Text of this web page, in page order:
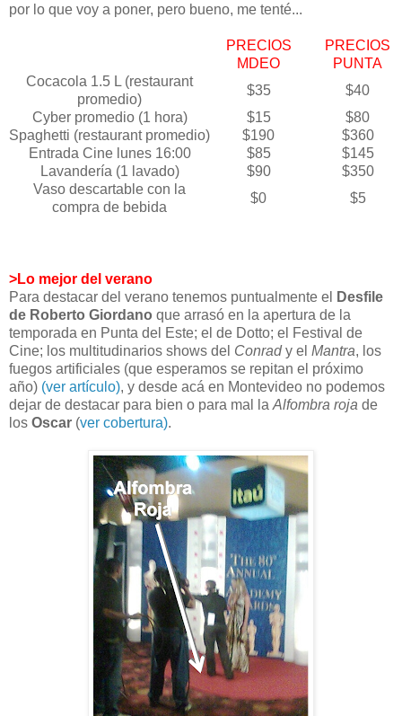
por lo que voy a poner, pero bueno, me tenté...
PRECIOS
MDEO
PRECIOS
PUNTA
Cocacola 1.5 L (restaurant
promedio)
$35
$40
Cyber promedio (1 hora)
$15
$80
Spaghetti (restaurant promedio)
$190
$360
Entrada Cine lunes 16:00
$85
$145
Lavandería (1 lavado)
$90
$350
Vaso descartable con la
compra de bebida
$0 $5
>Lo mejor del verano
Para destacar del verano tenemos puntualmente el
Desfile
de Roberto Giordano que arrasó en la apertura de la
temporada en Punta del Este; el de Dotto; el Festival de
Cine; los multitudinarios shows del Conrady el Mantra, los
fuegos artificiales (que esperamos se repitan el próximo
año) (ver artículo), y desde acá en Montevideo no podemos
dejar de destacar para bien o para mal la Alfombra roja de
los Oscar (ver cobertura).